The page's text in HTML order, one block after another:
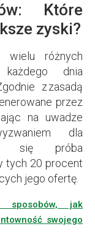
Które
zyski?
wielu różnych
dnia
z zasadą
przez
na uwadze
dla
się próba
tych 20 procent
jego ofertę.
sposobów, jak
swojego